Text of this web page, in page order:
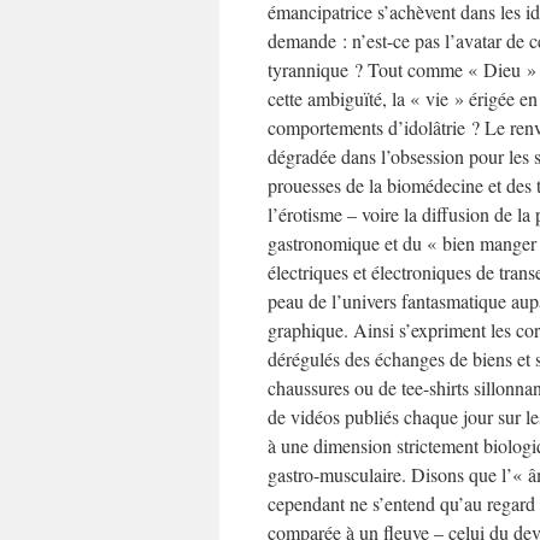
émancipatrice s’achèvent dans les
demande : n’est-ce pas l’avatar
tyrannique ? Tout comme « Dieu
cette ambiguïté, la « vie » érigée
comportements d’idolâtrie ? Le
dégradée dans l’obsession pour
prouesses de la biomédecine et
l’érotisme – voire la diffusion de la
gastronomique et du « bien
électriques et électroniques de
peau de l’univers fantasmatique
graphique. Ainsi s’expriment les
dérégulés des échanges de biens
chaussures ou de tee-shirts
de vidéos publiés chaque jour sur
à une dimension strictement
gastro-musculaire. Disons que l’«
cependant ne s’entend qu’au
comparée à un fleuve – celui du